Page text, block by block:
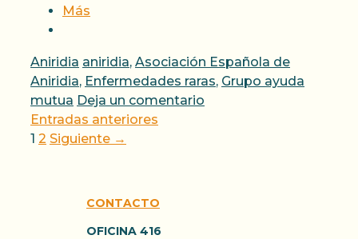
Más
Categorías
Aniridia Etiquetas
aniridia, Asociación Española de
Aniridia, Enfermedades raras, Grupo ayuda
mutua Deja un comentario
Entradas anteriores
Página
1 Página
2 Siguiente →
CONTACTO
OFICINA 416